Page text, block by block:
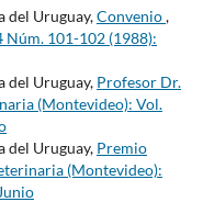
del Uruguay,Convenio,
101-102 (1988):
del Uruguay, Profesor Dr.
(Montevideo): Vol.
del Uruguay, Premio
(Montevideo):